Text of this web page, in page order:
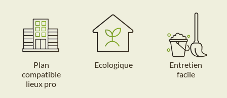
Plan
compatible
lieux pro
Ecologique
Entretien
facile